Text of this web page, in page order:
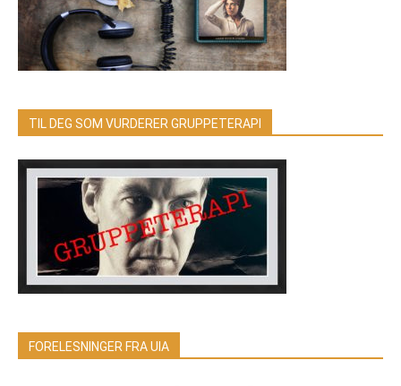
TIL DEG SOM VURDERER GRUPPETERAPI
FORELESNINGER FRA UIA